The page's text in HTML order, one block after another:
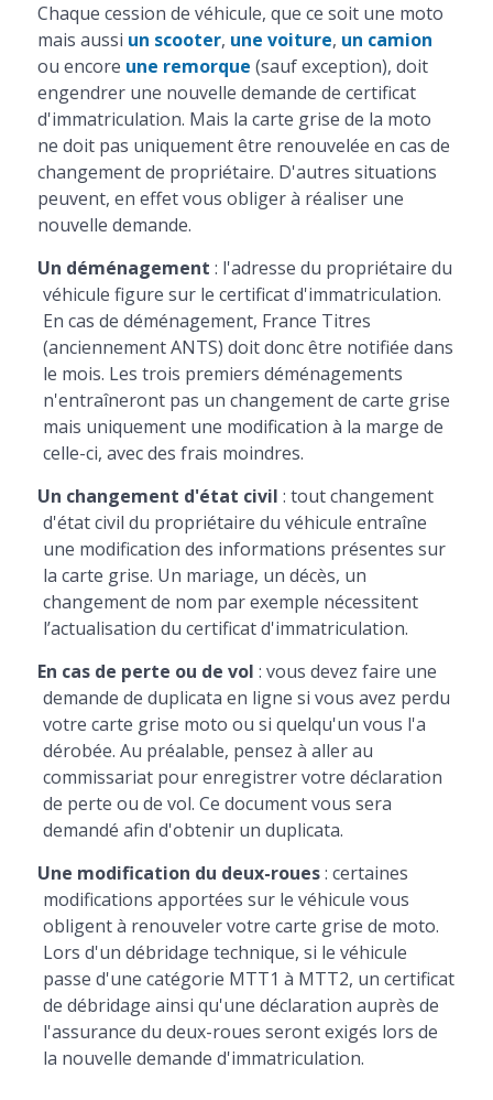
Chaque cession de véhicule, que ce soit une moto
mais aussi un scooter, une voiture, un camion
ou encore une remorque (sauf exception), doit
engendrer une nouvelle demande de certificat
d'immatriculation. Mais la carte grise de la moto
ne doit pas uniquement être renouvelée en cas de
changement de propriétaire. D'autres situations
peuvent, en effet vous obliger à réaliser une
nouvelle demande.
Un déménagement : l'adresse du propriétaire du
véhicule figure sur le certificat d'immatriculation.
En cas de déménagement, France Titres
(anciennement ANTS) doit donc être notifiée dans
le mois. Les trois premiers déménagements
n'entraîneront pas un changement de carte grise
mais uniquement une modification à la marge de
celle-ci, avec des frais moindres.
Un changement d'état civil : tout changement
d'état civil du propriétaire du véhicule entraîne
une modification des informations présentes sur
la carte grise. Un mariage, un décès, un
changement de nom par exemple nécessitent
l’actualisation du certificat d'immatriculation.
En cas de perte ou de vol : vous devez faire une
demande de duplicata en ligne si vous avez perdu
votre carte grise moto ou si quelqu'un vous l'a
dérobée. Au préalable, pensez à aller au
commissariat pour enregistrer votre déclaration
de perte ou de vol. Ce document vous sera
demandé afin d'obtenir un duplicata.
Une modification du deux-roues: certaines
modifications apportées sur le véhicule vous
obligent à renouveler votre carte grise de moto.
Lors d'un débridage technique, si le véhicule
passe d'une catégorie MTT1 à MTT2, un certificat
de débridage ainsi qu'une déclaration auprès de
l'assurance du deux-roues seront exigés lors de
la nouvelle demande d'immatriculation.